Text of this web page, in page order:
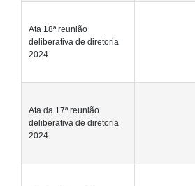
Ata 18ª reunião
deliberativa de diretoria
2024
Ata da 17ª reunião
deliberativa de diretoria
2024